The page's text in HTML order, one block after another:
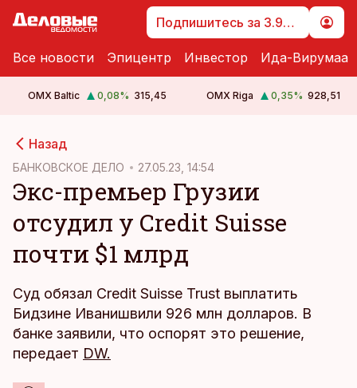
Подпишитесь за 3.99 €
Все новости Эпицентр Инвестор Ида-Вирумаа
OMX Baltic 0,08% 315,45 OMX Riga 0,35% 928,51
Назад
БАНКОВСКОЕ ДЕЛО 27.05.23, 14:54
Экс-премьер Грузии
отсудил у Credit Suisse
почти $1 млрд
Суд обязал Credit Suisse Trust выплатить
Бидзине Иванишвили 926 млн долларов. В
банке заявили, что оспорят это решение,
передает DW.